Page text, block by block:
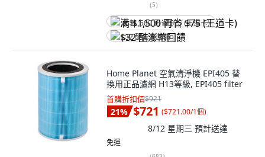
(5)
满 $1,500 再省 $75 (王道卡)
$32 酷澎幣回饋
Home Planet 空氣清淨機 EPI405 替
換用正品濾網 H13等級, EPI405 filter
首購折扣價$921
21% $721 ($721.00/1個)
8/12 星期三 預計送達
免運